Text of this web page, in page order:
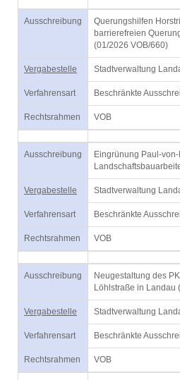
Ausschreibung
Querungshilfen
barrierefreien
(01/2026 VOB/660)
Vergabestelle Stadtverwaltung
Verfahrensart Beschränkte
Rechtsrahmen VOB
Ausschreibung
Eingrünung Paul-
Vergabestelle Stadtverwaltung
Verfahrensart Beschränkte
Rechtsrahmen VOB
Ausschreibung
Neugestaltung des
Löhlstraße in Landau
Vergabestelle Stadtverwaltung
Verfahrensart Beschränkte
Rechtsrahmen VOB